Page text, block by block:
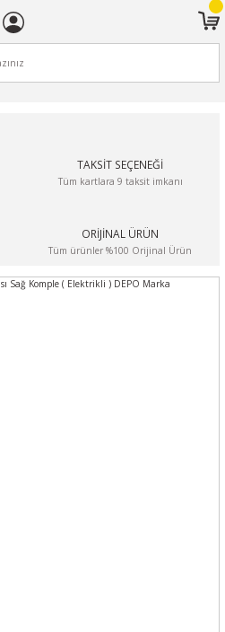
TAKSİT SEÇENEĞİ
Tüm kartlara 9 taksit imkanı
ORİJİNAL ÜRÜN
Tüm ürünler %100 Orijinal Ürün